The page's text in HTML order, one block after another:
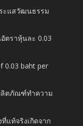
ะแสวัฒนธรรม
ตราหุ้นละ 0.03
0.03 baht per
ลิตภัณฑ์ทำความ
แท้จริงเกิดจาก